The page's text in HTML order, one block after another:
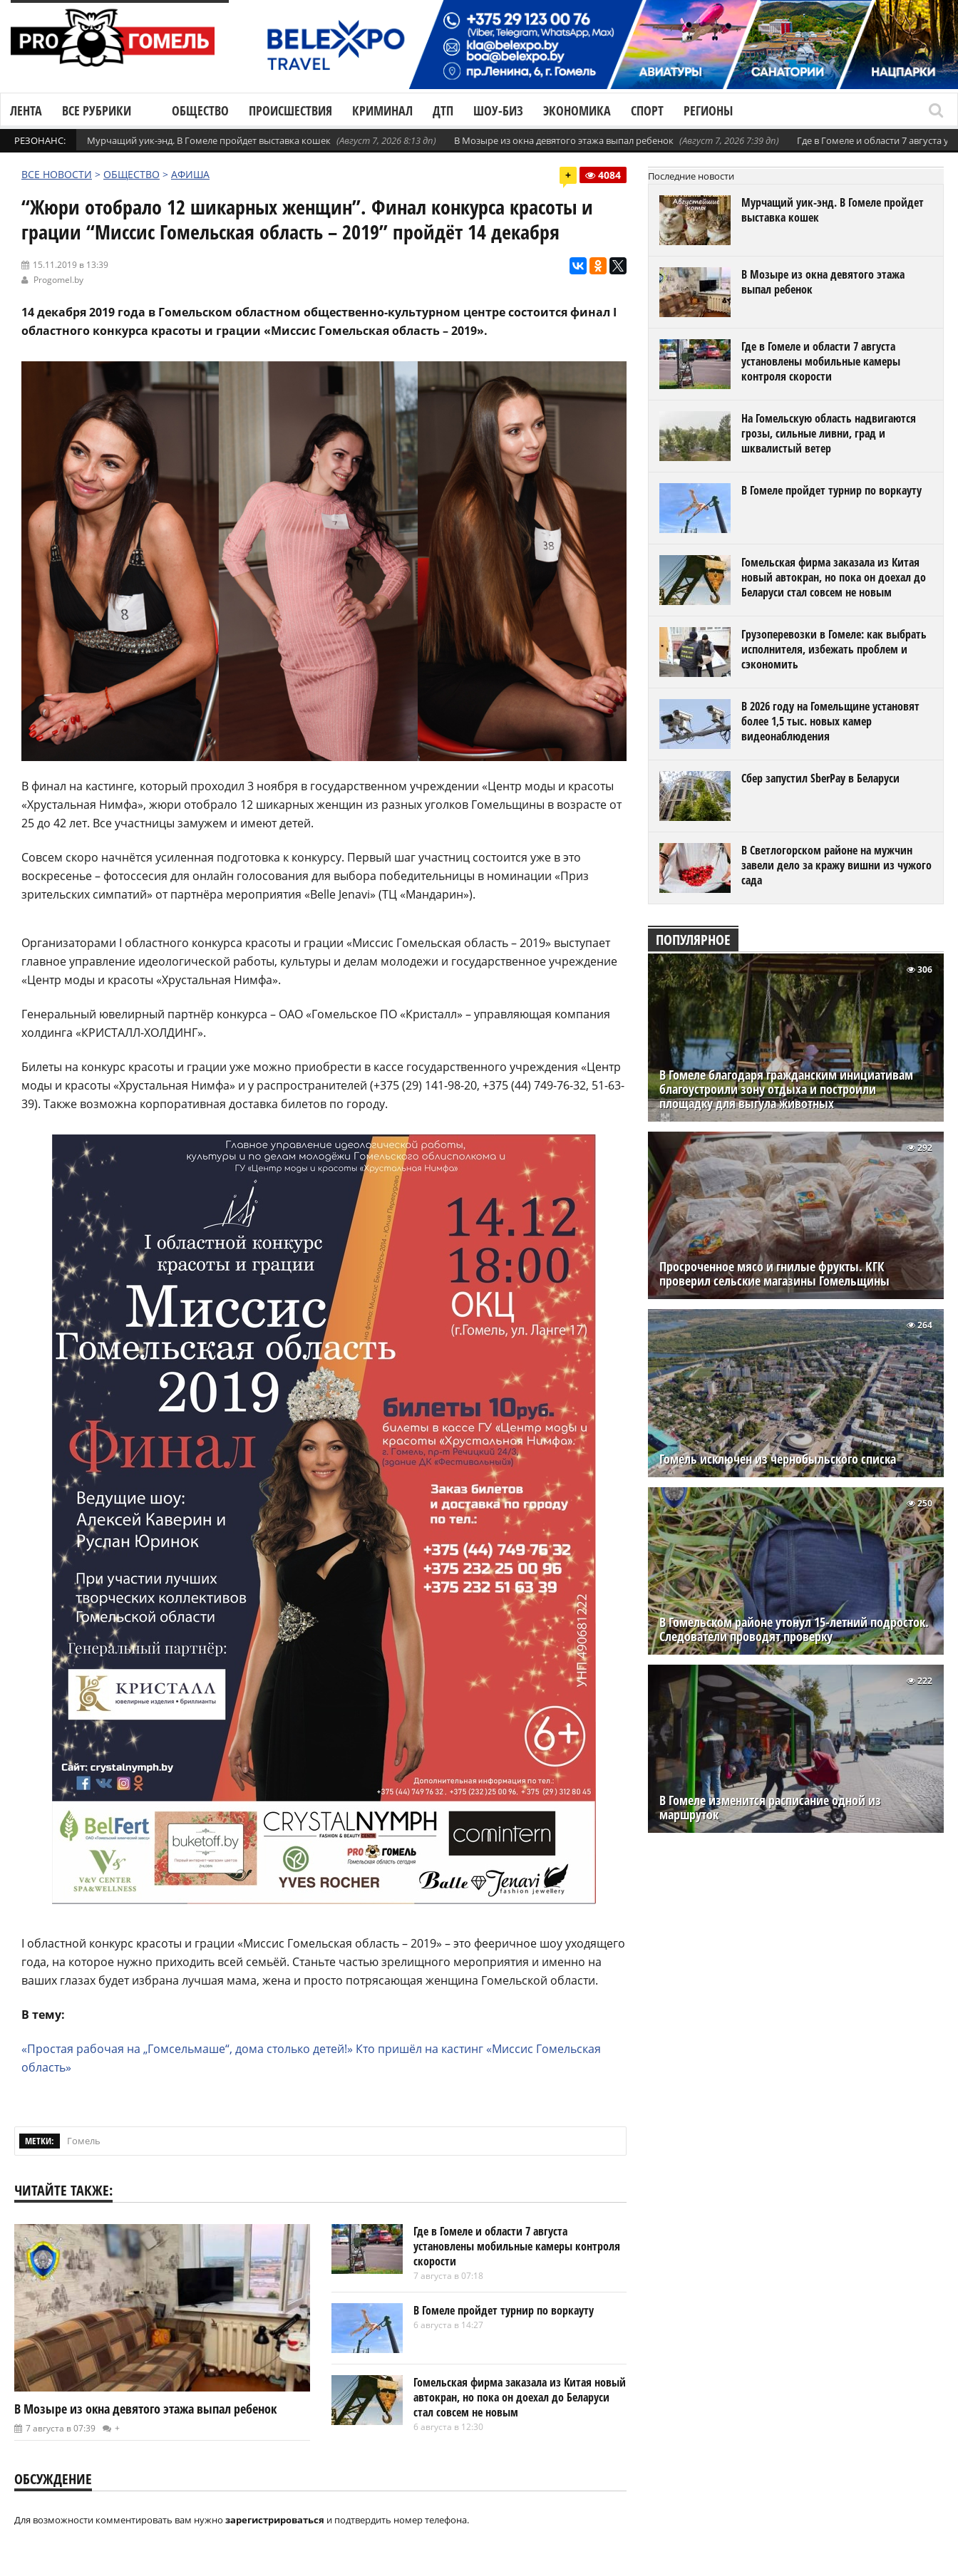
ЛЕНТА ВСЕ РУБРИКИ ОБЩЕСТВО ПРОИСШЕСТВИЯ КРИМИНАЛ ДТП ШОУ-БИЗ ЭКОНОМИКА СПОРТ РЕГИОНЫ
РЕЗОНАНС: Мурчащий уик-энд. В Гомеле пройдет выставка кошек (Август 7, 2026 8:13 дп) В Мозыре из окна девятого этажа выпал ребенок (Август 7, 2026 7:39 дп) Где в Гомеле и области 7 августа
ВСЕ НОВОСТИ > ОБЩЕСТВО > АФИША + 4084
“Жюри отобрало 12 шикарных женщин”. Финал конкурса красоты и
грации “Миссис Гомельская область – 2019” пройдёт 14 декабря
15.11.2019 в 13:39
Progomel.by
14 декабря 2019 года в Гомельском областном общественно-культурном центре состоится финал I
областного конкурса красоты и грации «Миссис Гомельская область – 2019».
В финал на кастинге, который проходил 3 ноября в государственном учреждении «Центр моды и красоты
«Хрустальная Нимфа», жюри отобрало 12 шикарных женщин из разных уголков Гомельщины в возрасте от
25 до 42 лет. Все участницы замужем и имеют детей.
Совсем скоро начнётся усиленная подготовка к конкурсу. Первый шаг участниц состоится уже в это
воскресенье – фотоссесия для онлайн голосования для выбора победительницы в номинации «Приз
зрительских симпатий» от партнёра мероприятия «Belle Jenavi» (ТЦ «Мандарин»).
Организаторами I областного конкурса красоты и грации «Миссис Гомельская область – 2019» выступает
главное управление идеологической работы, культуры и делам молодежи и государственное учреждение
«Центр моды и красоты «Хрустальная Нимфа».
Генеральный ювелирный партнёр конкурса – ОАО «Гомельское ПО «Кристалл» – управляющая компания
холдинга «КРИСТАЛЛ-ХОЛДИНГ».
Билеты на конкурс красоты и грации уже можно приобрести в кассе государственного учреждения «Центр
моды и красоты «Хрустальная Нимфа» и у распространителей (+375 (29) 141-98-20, +375 (44) 749-76-32, 51-63-
39). Также возможна корпоративная доставка билетов по городу.
I областной конкурс красоты и грации «Миссис Гомельская область – 2019» – это фееричное шоу уходящего
года, на которое нужно приходить всей семьёй. Станьте частью зрелищного мероприятия и именно на
ваших глазах будет избрана лучшая мама, жена и просто потрясающая женщина Гомельской области.
В тему:
«Простая рабочая на „Гомсельмаше“, дома столько детей!» Кто пришёл на кастинг «Миссис Гомельская
область»
МЕТКИ: Гомель
ЧИТАЙТЕ ТАКЖЕ:
В Мозыре из окна девятого этажа выпал ребенок
7 августа в 07:39 +
Где в Гомеле и области 7 августа
установлены мобильные камеры контроля
скорости
7 августа в 07:18
В Гомеле пройдет турнир по воркауту
6 августа в 14:27
Гомельская фирма заказала из Китая новый
автокран, но пока он доехал до Беларуси
стал совсем не новым
6 августа в 12:30
ОБСУЖДЕНИЕ
Для возможности комментировать вам нужно зарегистрироваться и подтвердить номер телефона.
Последние новости
Мурчащий уик-энд. В Гомеле пройдет
выставка кошек
В Мозыре из окна девятого этажа
выпал ребенок
Где в Гомеле и области 7 августа
установлены мобильные камеры
контроля скорости
На Гомельскую область надвигаются
грозы, сильные ливни, град и
шквалистый ветер
В Гомеле пройдет турнир по воркауту
Гомельская фирма заказала из Китая
новый автокран, но пока он доехал до
Беларуси стал совсем не новым
Грузоперевозки в Гомеле: как выбрать
исполнителя, избежать проблем и
сэкономить
В 2026 году на Гомельщине установят
более 1,5 тыс. новых камер
видеонаблюдения
Сбер запустил SberPay в Беларуси
В Светлогорском районе на мужчин
завели дело за кражу вишни из чужого
сада
ПОПУЛЯРНОЕ
В Гомеле благодаря гражданским инициативам
благоустроили зону отдыха и построили
площадку для выгула животных
306
Просроченное мясо и гнилые фрукты. КГК
проверил сельские магазины Гомельщины
292
Гомель исключен из чернобыльского списка
264
В Гомельском районе утонул 15-летний подросток.
Следователи проводят проверку
250
В Гомеле изменится расписание одной из
маршруток
222